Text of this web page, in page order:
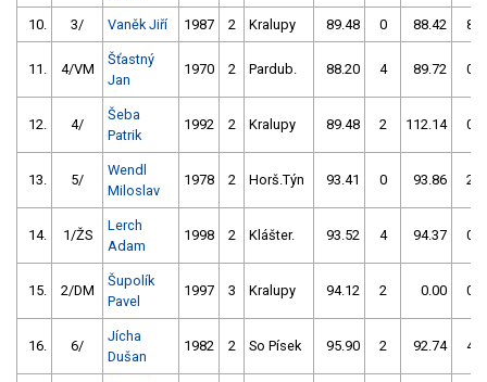
10. 3/ Vaněk Jiří 1987 2 Kralupy 89.48 0 88.42 8
11. 4/VM
Šťastný
Jan
1970 2 Pardub. 88.20 4 89.72 0
12. 4/
Šeba
Patrik
1992 2 Kralupy 89.48 2 112.14 0
13. 5/
Wendl
Miloslav
1978 2 Horš.Týn 93.41 0 93.86 2
14. 1/ŽS
Lerch
Adam
1998 2 Klášter. 93.52 4 94.37 0
15. 2/DM
Šupolík
Pavel
1997 3 Kralupy 94.12 2 0.00 0
16. 6/
Jícha
Dušan
1982 2 So Písek 95.90 2 92.74 4